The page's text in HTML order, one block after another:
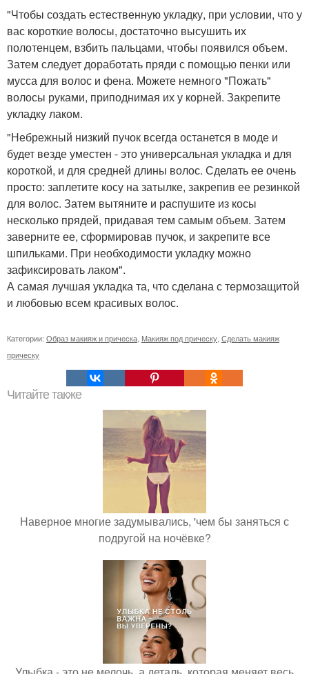
"Чтобы создать естественную укладку, при условии, что у
вас короткие волосы, достаточно высушить их
полотенцем, взбить пальцами, чтобы появился объем.
Затем следует доработать пряди с помощью пенки или
мусса для волос и фена. Можете немного "Пожать"
волосы руками, приподнимая их у корней. Закрепите
укладку лаком.
"Небрежный низкий пучок всегда останется в моде и
будет везде уместен - это универсальная укладка и для
короткой, и для средней длины волос. Сделать ее очень
просто: заплетите косу на затылке, закрепив ее резинкой
для волос. Затем вытяните и распушите из косы
несколько прядей, придавая тем самым объем. Затем
заверните ее, сформировав пучок, и закрепите все
шпильками. При необходимости укладку можно
зафиксировать лаком".
А самая лучшая укладка та, что сделана с термозащитой
и любовью всем красивых волос.
Категории: Образ макияж и прическа Макияж под прическу Сделать макияж
прическу
Читайте также
Наверное многие задумывались, 'чем бы заняться с
подругой на ночёвке?